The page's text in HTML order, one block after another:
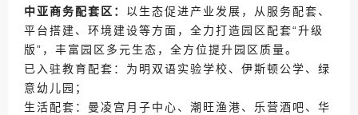
中亚商务配套区： 以生态促进产业发展，从服务配套、
平台搭建、环境建设等方面，全力打造园区配套“升级
版”，丰富园区多元生态，全方位提升园区质量。
已入驻教育配套：为明双语实验学校、伊斯顿公学、绿
意幼儿园；
生活配套：曼凌宫月子中心、潮旺渔港、乐营酒吧、华